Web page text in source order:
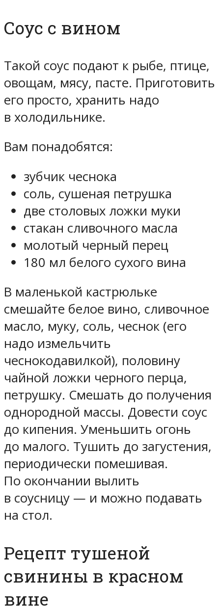
Соус с вином
Такой соус подают к рыбе, птице,
овощам, мясу, пасте. Приготовить
его просто, хранить надо
в холодильнике.
Вам понадобятся:
зубчик чеснока
соль, сушеная петрушка
две столовых ложки муки
стакан сливочного масла
молотый черный перец
180 мл белого сухого вина
В маленькой кастрюльке
смешайте белое вино, сливочное
масло, муку, соль, чеснок (его
надо измельчить
чеснокодавилкой), половину
чайной ложки черного перца,
петрушку. Смешать до получения
однородной массы. Довести соус
до кипения. Уменьшить огонь
до малого. Тушить до загустения,
периодически помешивая.
По окончании вылить
в соусницу — и можно подавать
на стол.
Рецепт тушеной
свинины в красном
вине